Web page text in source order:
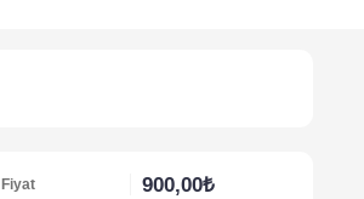
Fiyat 900,00₺